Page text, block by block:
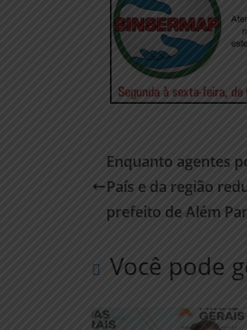
Enquanto agentes
País e da região
prefeito de Além
Você pode